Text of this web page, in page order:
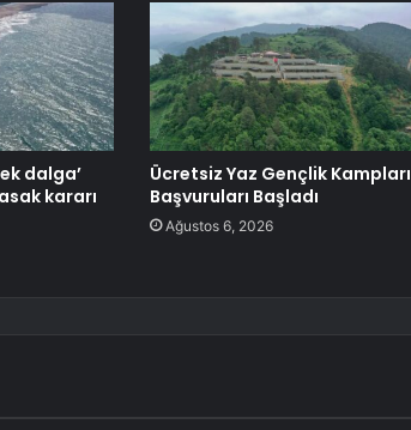
dalga’
kararı
Ücretsiz Yaz Gençlik Kampları
Başvuruları Başladı
Ağustos 6, 2026